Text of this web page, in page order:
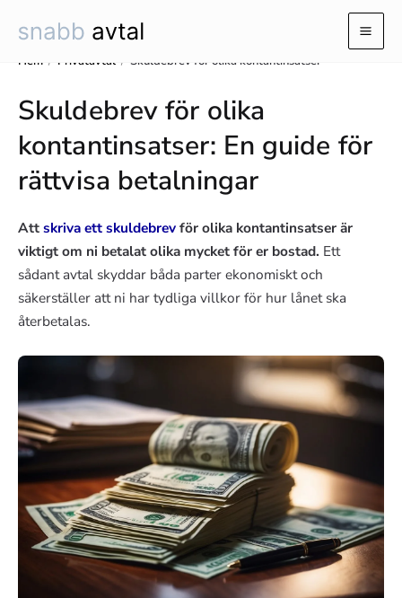
Hem / Privatavtal / Skuldebrev för olika kontantinsatser
Skuldebrev för olika
kontantinsatser: En guide för
rättvisa betalningar
Attskriva ett skuldebrevför olika kontantinsatser är
viktigt om ni betalat olika mycket för er bostad. Ett
sådant avtal skyddar båda parter ekonomiskt och
säkerställer att ni har tydliga villkor för hur lånet ska
återbetalas.